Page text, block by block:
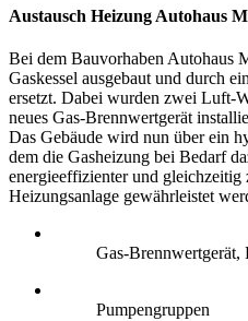
Austausch Heizung Autohaus
Bei dem Bauvorhaben Autohaus
Gaskessel ausgebaut und durch
ersetzt. Dabei wurden zwei Luft-
neues Gas-Brennwertgerät
Das Gebäude wird nun über ein
dem die Gasheizung bei Bedarf
energieeffizienter und gleichzeitig
Heizungsanlage gewährleistet
Gas-Brennwertgerät,
Pumpengruppen